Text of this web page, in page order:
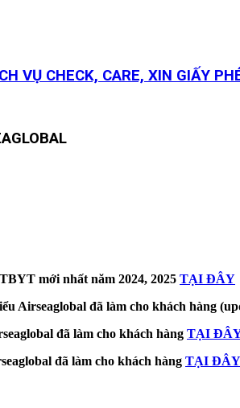
VỤ CHECK, CARE, XIN GIẤY
mới nhất năm 2024, 2025 TẠI ĐÂY
Airseaglobal đã làm cho khách hàng
đã làm cho khách hàng TẠI
đã làm cho khách hàng TẠI ĐÂY